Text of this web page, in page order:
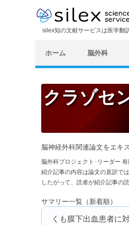
silex知の文献サービスは医学翻
ホーム 脳外科
クラゾセ
脳神経外科関連論文をエキ
脳外科プロジェクト･リーダー
紹介記事の内容は論文の直訳で
したがって、読者が紹介記事の
サマリー一覧（新着順）
くも膜下出血患者に